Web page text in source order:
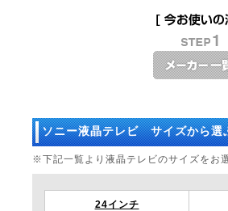
ソニー液晶テレビ サイズから選
※下記一覧より液晶テレビのサイズをお
24インチ